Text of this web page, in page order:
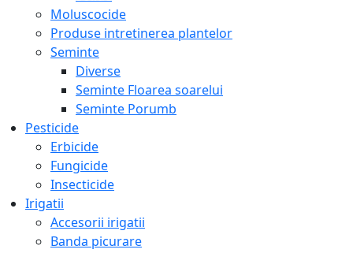
Moluscocide
Produse intretinerea plantelor
Seminte
Diverse
Seminte Floarea soarelui
Seminte Porumb
Pesticide
Erbicide
Fungicide
Insecticide
Irigatii
Accesorii irigatii
Banda picurare